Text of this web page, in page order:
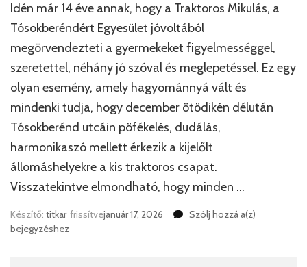
Idén már 14 éve annak, hogy a Traktoros Mikulás, a
Tósokberéndért Egyesület jóvoltából
megörvendezteti a gyermekeket figyelmességgel,
szeretettel, néhány jó szóval és meglepetéssel. Ez egy
olyan esemény, amely hagyománnyá vált és
mindenki tudja, hogy december ötödikén délután
Tósokberénd utcáin pöfékelés, dudálás,
harmonikaszó mellett érkezik a kijelőlt
állomáshelyekre a kis traktoros csapat.
Visszatekintve elmondható, hogy minden …
Készítő: titkar frissítvejanuár 17, 2026 Szólj hozzá a(z)
bejegyzéshez